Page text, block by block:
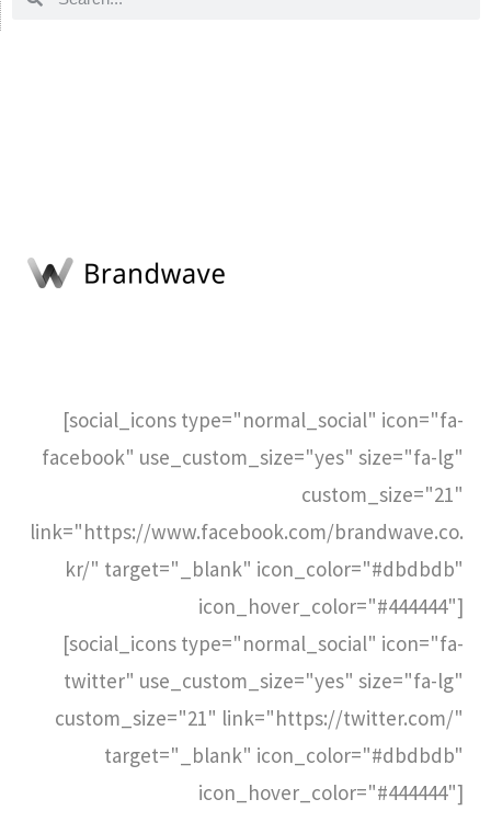
[social_icons type="normal_social" icon="fa-
facebook" use_custom_size="yes" size="fa-lg"
custom_size="21"
link="https://www.facebook.com/brandwave.co.
kr/" target="_blank" icon_color="#dbdbdb"
icon_hover_color="#444444"]
[social_icons type="normal_social" icon="fa-
twitter" use_custom_size="yes" size="fa-lg"
custom_size="21" link="https://twitter.com/"
target="_blank" icon_color="#dbdbdb"
icon_hover_color="#444444"]